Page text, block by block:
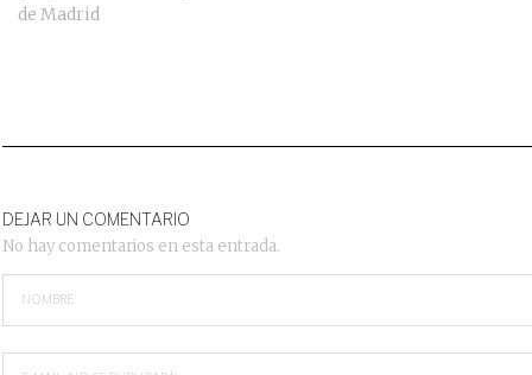
de Madrid
DEJAR UN COMENTARIO
No hay comentarios en esta entrada.
NOMBRE